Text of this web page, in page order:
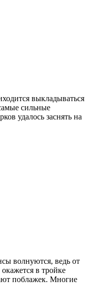
выкладываться
сильные
удалось заснять на
волнуются, ведь от
в тройке
поблажек. Многие